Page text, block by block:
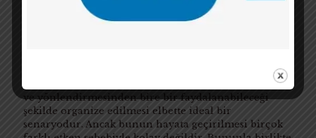
HUKUKİ YAZMA BECERİLERİNİN
GELİŞTİRİLMESİ BİLİNÇLİ VE PLANLI ÇALIŞMA
yönelik müfredatta zorunlu dersler bulunması ve bu
derslerin her bir öğrencinin, eğitmenin redaksiyon
ve yönlendirmesinden bire bir faydalanabileceği
şekilde organize edilmesi elbette ideal bir
senaryodur. Ancak bunun hayata geçirilmesi birçok